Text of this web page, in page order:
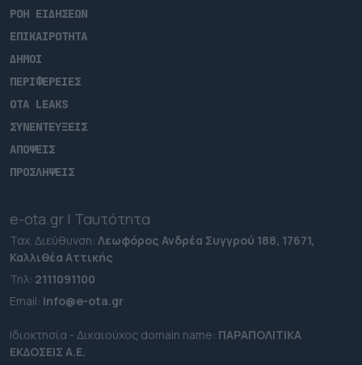
ΡΟΗ ΕΙΔΗΣΕΩΝ
ΕΠΙΚΑΙΡΟΤΗΤΑ
ΔΗΜΟΙ
ΠΕΡΙΦΕΡΕΙΕΣ
OTA LEAKS
ΣΥΝΕΝΤΕΥΞΕΙΣ
ΑΠΟΨΕΙΣ
ΠΡΟΣΛΗΨΕΙΣ
e-ota.gr | Ταυτότητα
Ταχ. Διεύθυνση: Λεωφόρος Ανδρέα Συγγρού 188, 17671,
Καλλιθέα Αττικής
Τηλ: 2111091100
Εmail: info@e-ota.gr
Ιδιοκτησία - Δικαιούχος domain name: ΠΑΡΑΠΟΛΙΤΙΚΑ
ΕΚΔΟΣΕΙΣ A.E.